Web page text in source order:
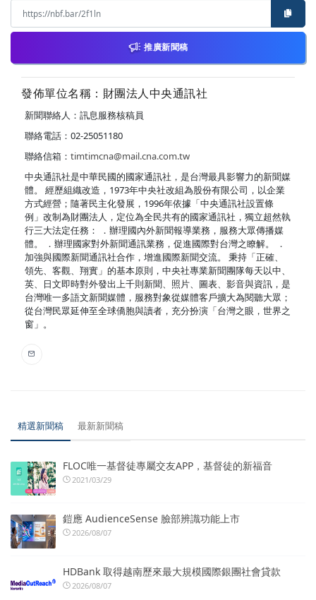
推廣新聞稿
發佈單位名稱：財團法人中央通訊社
新聞聯絡人：訊息服務核稿員
聯絡電話：02-25051180
聯絡信箱： timtimcna@mail.cna.com.tw
中央通訊社是中華民國的國家通訊社，是台灣最具影響力的新聞媒
體。 經歷組織改造，1973年中央社改組為股份有限公司，以企業
方式經營；隨著民主化發展，1996年依據「中央通訊社設置條
例」改制為財團法人，定位為全民共有的國家通訊社，獨立超然執
行三大法定任務： ．辦理國內外新聞報導業務，服務大眾傳播媒
體。 ．辦理國家對外新聞通訊業務，促進國際對台灣之瞭解。 ．
加強與國際新聞通訊社合作，增進國際新聞交流。 秉持「正確、
領先、客觀、翔實」的基本原則，中央社專業新聞團隊每天以中、
英、日文即時對外發出上千則新聞、照片、圖表、影音與資訊，是
台灣唯一多語文新聞媒體，服務對象從媒體客戶擴大為閱聽大眾；
從台灣民眾延伸至全球僑胞與讀者，充分扮演「台灣之眼，世界之
窗」。
精選新聞稿 最新新聞稿
FLOC唯一基督徒專屬交友APP，基督徒的新福音
2021/03/29
鎧應 AudienceSense 臉部辨識功能上市
2026/08/07
HDBank 取得越南歷來最大規模國際銀團社會貸款
2026/08/07